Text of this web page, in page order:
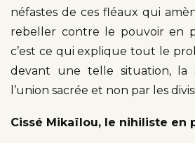
néfastes de ces fléaux qui
rebeller contre le pouvoir en
c’est ce qui explique tout le
devant une telle situation, la
l’union sacrée et non par les
Cissé Mikaïlou, le nihiliste en